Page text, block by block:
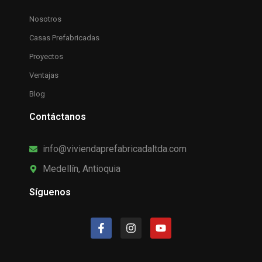
Nosotros
Casas Prefabricadas
Proyectos
Ventajas
Blog
Contáctanos
info@viviendaprefabricadaltda.com
Medellín, Antioquia
Síguenos